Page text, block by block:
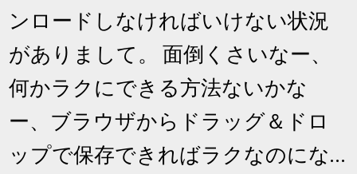
ンロードしなければいけない状況
がありまして。 面倒くさいなー、
何かラクにできる方法ないかな
ー、ブラウザからドラッグ＆ドロ
ップで保存できればラクなのにな…